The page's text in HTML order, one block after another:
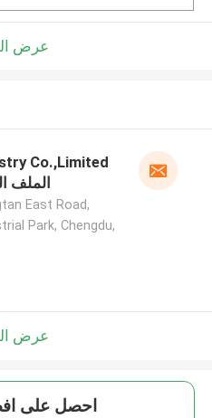
عرض
Co.,Limited
الملف
East Road,
Park, Chengdu,
عرض
احصل على